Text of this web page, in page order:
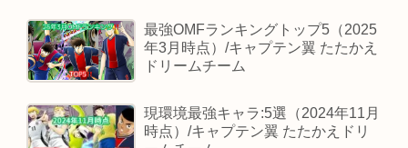
最強OMFランキングトップ5（2025
年3月時点）/キャプテン翼 たたかえ
ドリームチーム
現環境最強キャラ:5選（2024年11月
時点）/キャプテン翼 たたかえドリ